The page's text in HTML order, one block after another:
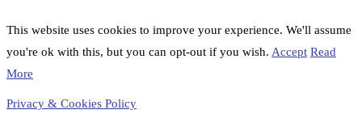
This website uses cookies to improve your experience. We'll assume
you're ok with this, but you can opt-out if you wish. Accept Read
More
Privacy & Cookies Policy